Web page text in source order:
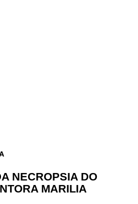
NECROPSIA DO
MARILIA